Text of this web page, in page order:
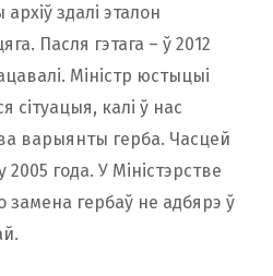
здалі эталон
Пасля гэтага – ў 2012
Міністр юстыцыі
сітуацыя, калі ў нас
варыянты герба. Часцей
года. У Міністэрстве
замена гербаў не адбярэ ў